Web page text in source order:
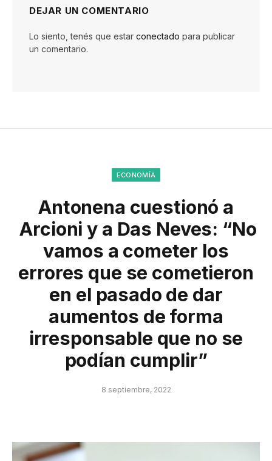
DEJAR UN COMENTARIO
Lo siento, tenés que estar conectado para publicar
un comentario.
ECONOMÍA
Antonena cuestionó a
Arcioni y a Das Neves: “No
vamos a cometer los
errores que se cometieron
en el pasado de dar
aumentos de forma
irresponsable que no se
podían cumplir”
8 septiembre, 2022